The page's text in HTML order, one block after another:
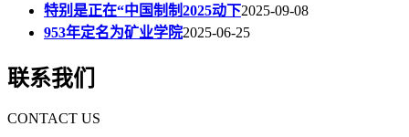
特别是正在“中国制制2025动下2025-09-08
953年定名为矿业学院2025-06-25
联系我们
CONTACT US